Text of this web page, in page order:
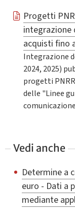
Progetti
integrazione
acquisti fino
Integrazione
2024, 2025)
progetti
delle "Linee
Vedi anche
Determine a
euro - Dati a
mediante